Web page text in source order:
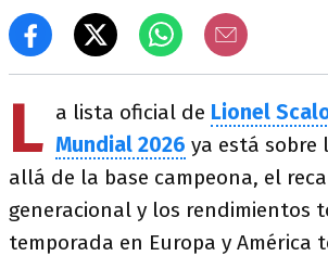
L a lista oficial de Lionel
Mundial 2026 ya está sobre
allá de la base campeona, el
generacional y los rendimientos
temporada en Europa y América